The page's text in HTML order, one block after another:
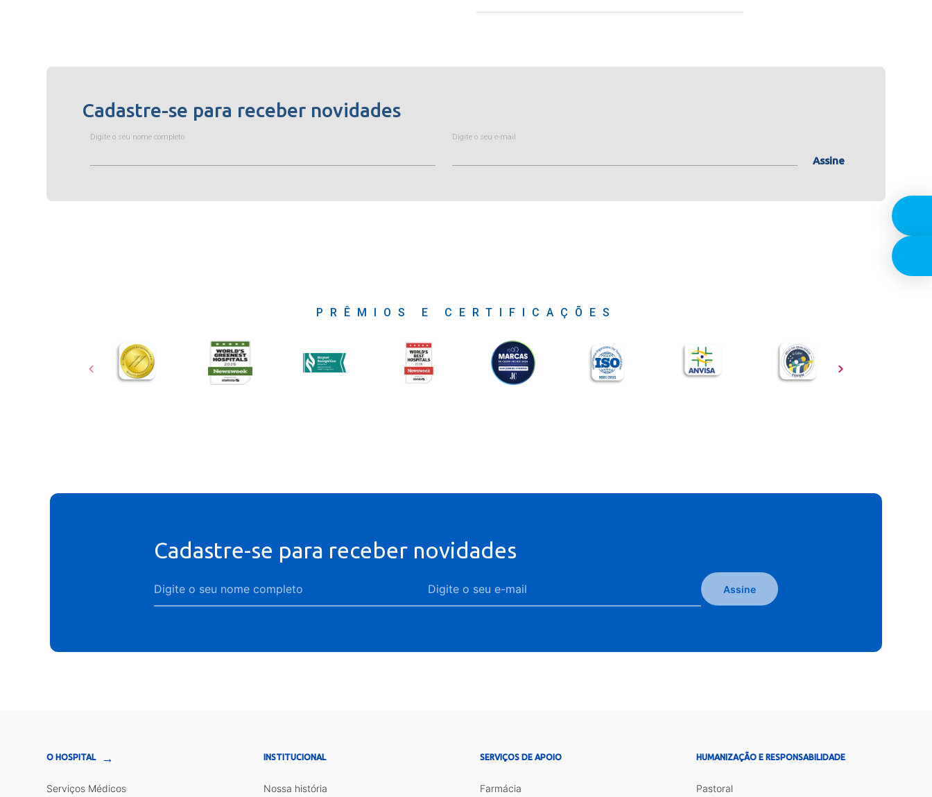
Cadastre-se para receber novidades
Digite o seu nome completo Digite o seu e-mail
Assine
PRÊMIOS E CERTIFICAÇÕES
Cadastre-se para receber novidades
Assine
O HOSPITAL →
Serviços Médicos
INSTITUCIONAL
Nossa história
SERVIÇOS DE APOIO
Farmácia
HUMANIZAÇÃO E RESPONSABILIDADE
Pastoral